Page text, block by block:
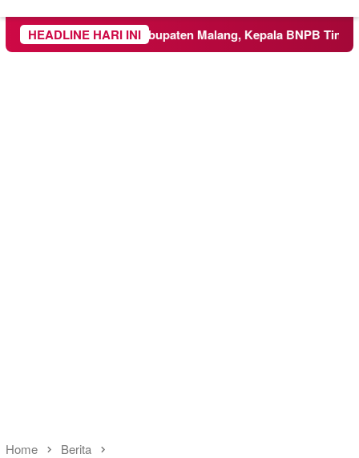
HEADLINE HARI INI
ke Wilayah Kabupaten Malang, Kepala BNPB Tinjau
Home Berita